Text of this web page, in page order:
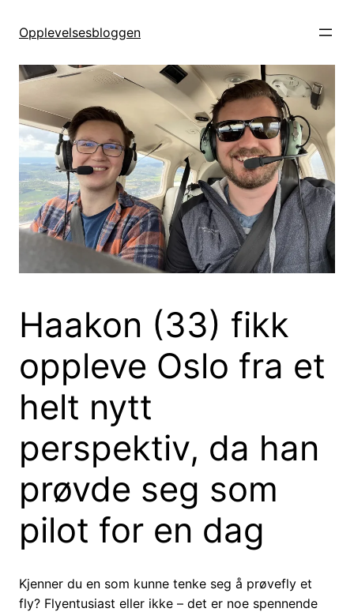
Opplevelsesbloggen
Haakon (33) fikk
oppleve Oslo fra et
helt nytt
perspektiv, da han
prøvde seg som
pilot for en dag
Kjenner du en som kunne tenke seg å prøvefly et
fly? Flyentusiast eller ikke – det er noe spennende